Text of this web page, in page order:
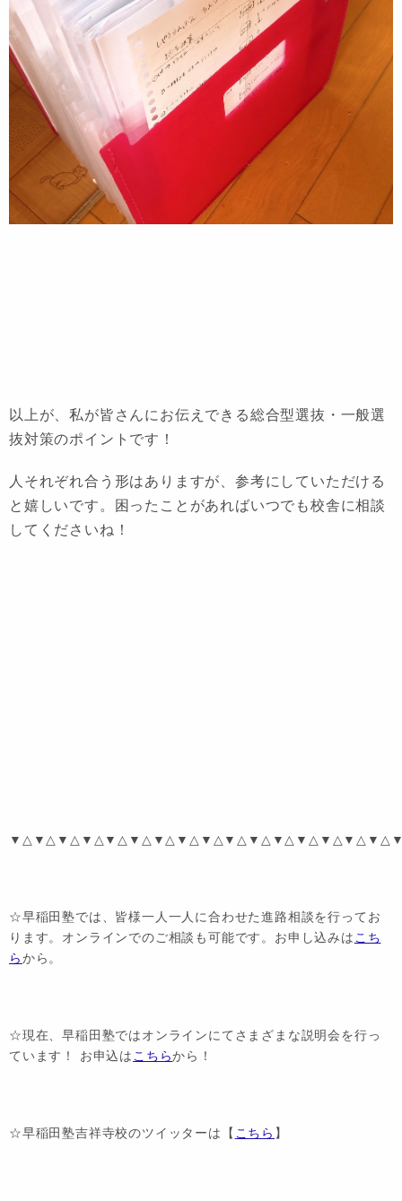
以上が、私が皆さんにお伝えできる総合型選抜・一般選
抜対策のポイントです！
人それぞれ合う形はありますが、参考にしていただける
と嬉しいです。困ったことがあればいつでも校舎に相談
してくださいね！
☆早稲田塾では、皆様一人一人に合わせた進路相談を行ってお
ります。オンラインでのご相談も可能です。お申し込みは こち
らから。
☆現在、早稲田塾ではオンラインにてさまざまな説明会を行っ
ています！ お申込は こちらから！
☆早稲田塾吉祥寺校のツイッターは【 こちら 】